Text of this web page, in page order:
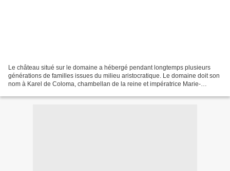
Le château situé sur le domaine a hébergé pendant longtemps plusieurs
générations de familles issues du milieu aristocratique. Le domaine doit son
nom à Karel de Coloma, chambellan de la reine et impératrice Marie-